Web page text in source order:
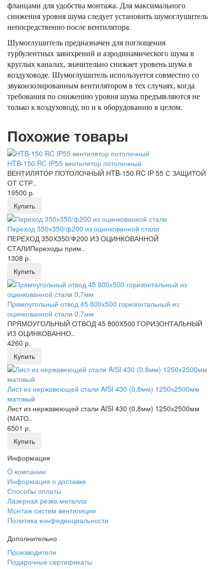
фланцами для удобства монтажа. Для максимального
снижения уровня шума следует установить шумоглушитель
непосредственно после вентилятора.
Шумоглушитель предназначен для поглощения
турбулентных завихрений и аэродинамического шума в
круглых каналах, значительно снижает уровень шума в
воздуховоде. Шумоглушитель используется совместно со
звукоизолированным вентилятором в тех случаях, когда
требования по снижению уровня шума предъявляются не
только к воздуховоду, но и к оборудованию в целом.
Похожие товары
HTB-150 RC IP55 вентилятор потолочный
ВЕНТИЛЯТОР ПОТОЛОЧНЫЙ HTB-150 RC IP 55 С ЗАЩИТОЙ
ОТ СТР..
19500 р.
Купить
Переход 350х350/ф200 из оцинкованной стали
ПЕРЕХОД 350Х350/Ф200 ИЗ ОЦИНКОВАННОЙ
СТАЛИПереходы прим..
1308 р.
Купить
Прямоугольный отвод 45 800х500 горизонтальный из
оцинкованной стали 0,7мм
ПРЯМОУГОЛЬНЫЙ ОТВОД 45 800Х500 ГОРИЗОНТАЛЬНЫЙ
ИЗ ОЦИНКОВАННО..
4260 р.
Купить
Лист из нержавеющей стали AISI 430 (0,8мм) 1250х2500мм
матовый
Лист из нержавеющей стали AISI 430 (0,8мм) 1250х2500мм
(МАТО..
6501 р.
Купить
Информация
O компании
Информация о доставке
Способы оплаты
Лазерная резка металла
Монтаж систем вентиляции
Политика конфиденциальности
Дополнительно
Производители
Подарочные сертификаты